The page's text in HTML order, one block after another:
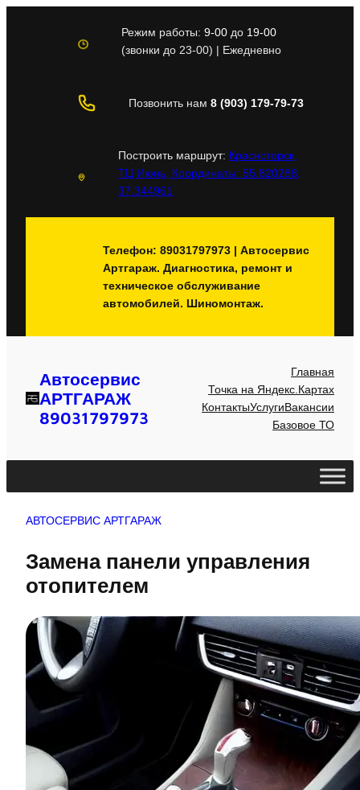
содержимому
Режим работы: 9-00до 19-00
(звонки до 23-00) | Ежедневно
Позвонить нам 8 (903) 179-79-73
Построить маршрут: Красногорск,
ТЦ Июнь, Координаты: 55.820288,
37.344961
Телефон: 89031797973 | Автосервис
Артгараж. Диагностика, ремонт и
техническое обслуживание
автомобилей. Шиномонтаж.
Автосервис
АРТГАРАЖ
89031797973
Главная
Точка на Яндекс.Картах
КонтактыУслугиВакансии
Базовое ТО
АВТОСЕРВИС АРТГАРАЖ
Замена панели управления
отопителем